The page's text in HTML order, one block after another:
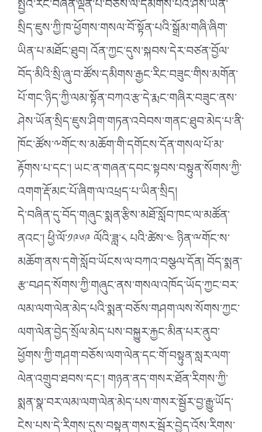
སྤྱིའི་རང་བཞིན་ལྡན་པ་བཅས་ལ་དམིགས་པའི་ཤེས་ཡོན་
སྲིད་ཇུས་ཀྱི་ཁ་ཕྱོགས་གསལ་བོ་སྟོན་པའི་སྒྲོམ་གཞི་ཞིག་
ཡིན་པ་མཐོང་ཐུབ། འོན་ཀྱང་དུས་སྐབས་དེར་བཙན་བྱོལ་
བོད་མིའི་སྲི་ཞུ་བ་ཚོས་དམིགས་རྒྱང་རིང་བཟུང་གིས་མགོན་
པོ་གང་ཉིད་ཀྱི་ལམ་སྟོན་བཀའ་རྩ་དེ་རྨང་གཞིར་བཟུང་ནས་
ཤེས་ཡོན་སྲིད་ཇུས་ཤིག་གཏན་འབེབས་གནང་ཐུབ་མེད་པ་ནི་
ཁོང་ཚོས་༸གོང་ས་མཆོག་གི་དགོངས་དོན་གསལ་པོ་མ་
རྟོགས་པ་དང༌། ཡང་ན་གཞན་དབང་སྟབས་བསྟུན་སོགས་ཀྱི་
འགག་རྡོ་མང་པོ་ཞིག་ལ་འཕྲད་པ་ཡིན་སྲིད།
དེ་བཞིན་དུ་བོད་གཞུང་སྨན་རྩིས་མཐོ་སློབ་ཁང་ལ་མཚོན་
ནའང༌། ཕྱི་ལོ་༡༩༦༩ ལོའི་ཟླ་༨ པའི་ཚེས་༤ ཉིན་ྋགོང་ས་
མཆོག་ནས་དགེ་སློབ་ཡོངས་ལ་བཀའ་བསྩལ་དོན། བོད་སྨན་
རྩ་བཤད་སོགས་ཀྱི་གཞུང་ནས་གསལ་འཁོད་ཡོད་ཀྱང་བར་
ལམ་ལག་ལེན་མེད་པའི་སྨན་བཅོས་གཤག་ལས་སོགས་ཀྱང་
ལག་ལེན་བྱེད་སྲོལ་མེད་པས་བསྐྱུར་རྐྱང་མིན་པར་ནུབ་
ཕྱོགས་ཀྱི་གཤག་བཅོས་ལག་ལེན་དང་གོ་བསྟུན་སླར་ལག་
ལེན་འགྲུབ་ཐབས་དང༌། གཉན་ནད་གསར་ཐོན་རིགས་ཀྱི་
སྨན་སྣ་བར་ལམ་ལག་ལེན་མེད་པས་གསར་སྦྱོར་བྱ་རྒྱུ་ཡོད་